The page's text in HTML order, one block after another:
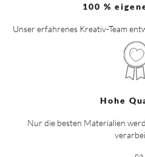
100 %
Unser erfahrenes Kreativ-Team
Hohe
Nur die besten Materialien